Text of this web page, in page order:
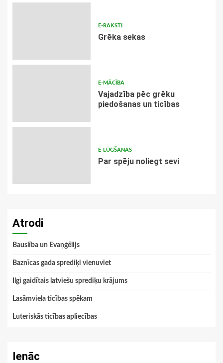
E-RAKSTI
Grēka sekas
E-MĀCĪBA
Vajadzība pēc grēku
piedošanas un ticības
E-LŪGŠANAS
Par spēju noliegt sevi
Atrodi
Bauslība un Evaņģēlijs
Baznīcas gada sprediķi vienuviet
Ilgi gaidītais latviešu sprediķu krājums
Lasāmviela ticības spēkam
Luteriskās ticības apliecības
Ienāc